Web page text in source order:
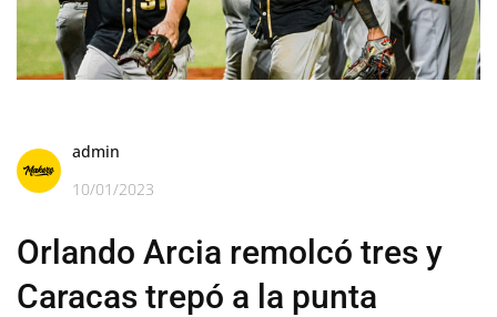
admin
10/01/2023
Orlando Arcia remolcó tres y
Caracas trepó a la punta